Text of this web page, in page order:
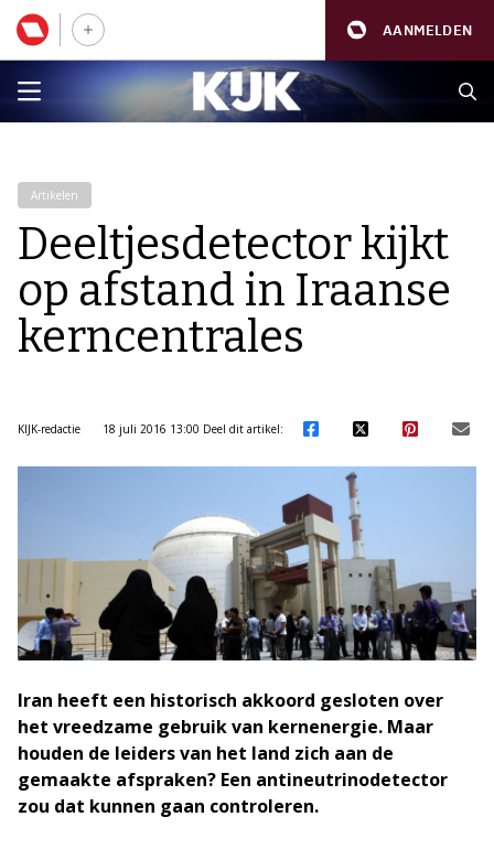
AANMELDEN
Artikelen
Deeltjesdetector kijkt
op afstand in Iraanse
kerncentrales
KIJK-redactie 18 juli 2016 13:00 Deel dit artikel:
Iran heeft een historisch akkoord gesloten over
het vreedzame gebruik van kernenergie. Maar
houden de leiders van het land zich aan de
gemaakte afspraken? Een antineutrinodetector
zou dat kunnen gaan controleren.